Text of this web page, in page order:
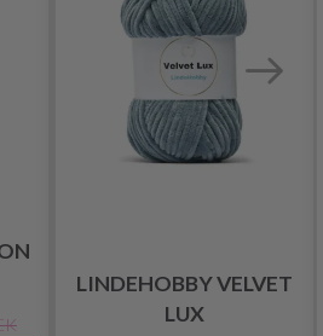
LINDEHOBBY VELVET
LUX